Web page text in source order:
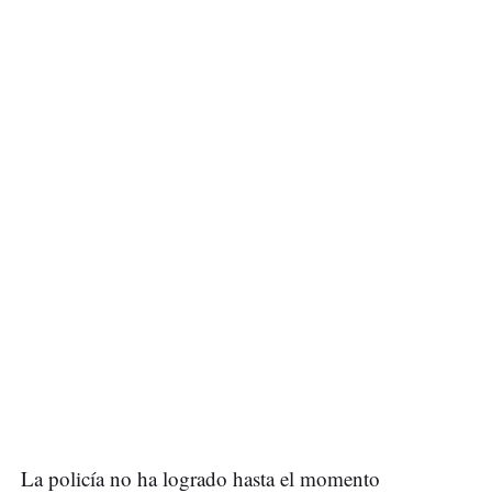
La policía no ha logrado hasta el momento